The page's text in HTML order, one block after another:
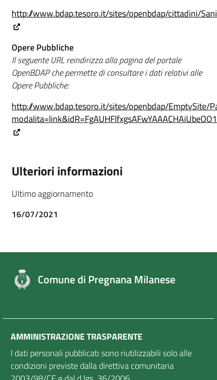
http://www.bdap.tesoro.it/sites/openbdap/cittadini/
Opere Pubbliche
Il seguente URL reindirizza alla pagina del portale
OpenBDAP che permette di consultare i dati relativi alle
Opere Pubbliche:
http://www.bdap.tesoro.it/sites/openbdap/EmptySite/
Ulteriori informazioni
Ultimo aggiornamento
16/07/2021
Comune di Pregnana Milanese
AMMINISTRAZIONE TRASPARENTE
I dati personali pubblicati sono riutilizzabili solo alle
condizioni previste dalla direttiva comunitaria